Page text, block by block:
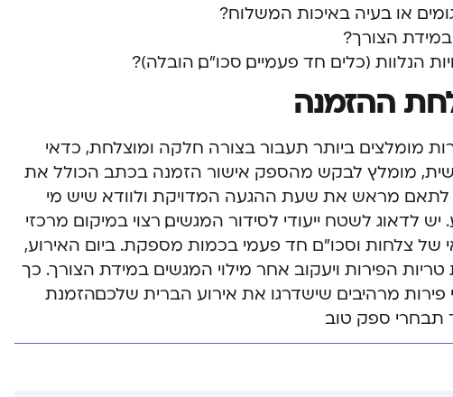
או בעיה באיכות המשלוח?
הצורך?
הנלוות (כלים חד פעמיים, סכו”ם, הובלה)?
ההזמנה
מומלצים ביותר תעבור בצורה חלקה ומוצלחת, כדאי
מומלץ לבקש מהספק אישור הזמנה בכתב הכולל את
לתאם מראש את שעת ההגעה המדויקת ולוודא שיש מי
לדאוג לשטח ייעודי לסידור המגשים, רצוי במיקום מרכזי
של צלחות וסכו”ם חד פעמי בכמות מספקת. ביום האירוע,
הפירות ויעקוב אחר מילוי המגשים במידת הצורך. כך
פירות מרהיבים שישדרגו את אירוע הברית שלכם.הזמנת
תבחרי ספק טוב